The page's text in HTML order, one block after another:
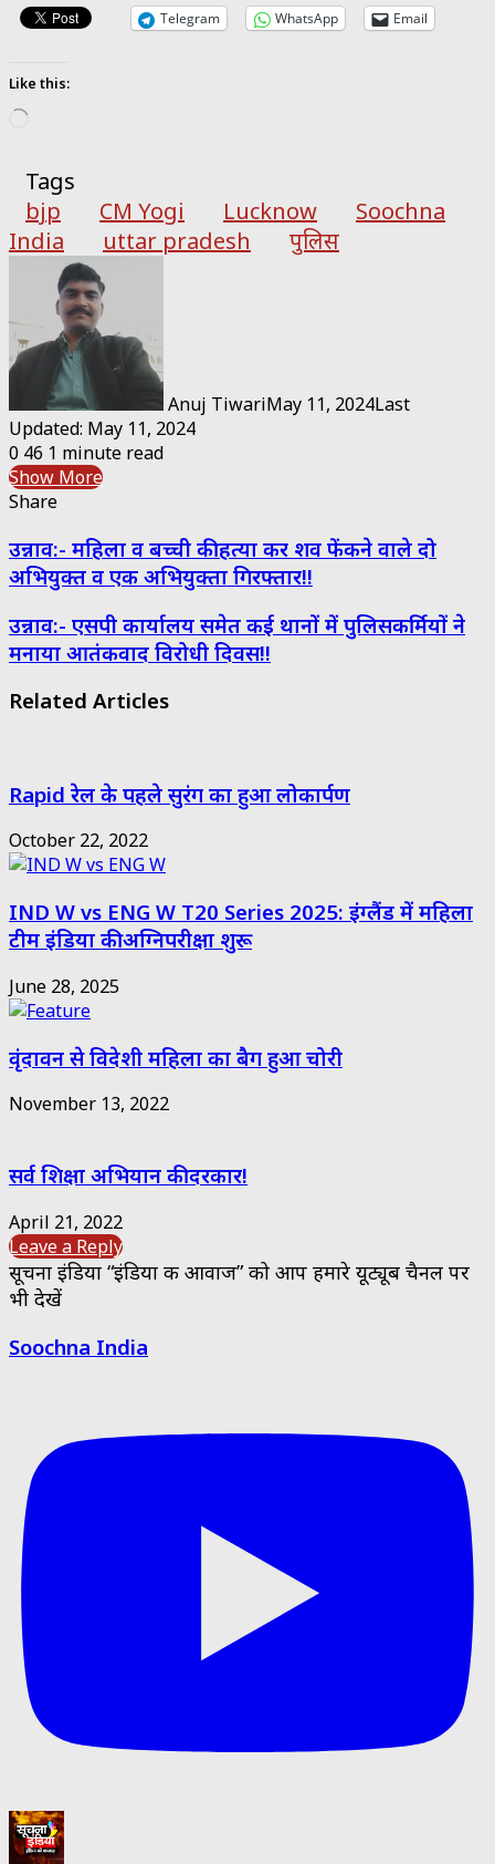
Telegram
WhatsApp Email
Like this:
Tags
bjp
CM Yogi Lucknow
Soochna
India
uttar pradesh पुलिस
Anuj TiwariMay 11, 2024Last
Updated: May 11, 2024
0 46 1 minute read
Show More
Share
via
Email
उन्नाव:- महिला व बच्ची की हत्या कर शव फेंकने वाले दो
अभियुक्त व एक अभियुक्ता गिरफ्तार!!
उन्नाव:- एसपी कार्यालय समेत कई थानों में पुलिसकर्मियों ने
मनाया आतंकवाद विरोधी दिवस!!
Related Articles
Rapid रेल के पहले सुरंग का हुआ लोकार्पण
October 22, 2022
IND W vs ENG W T20 Series 2025: इंग्लैंड में महिला
टीम इंडिया की अग्निपरीक्षा शुरू
June 28, 2025
वृंदावन से विदेशी महिला का बैग हुआ चोरी
November 13, 2022
सर्व शिक्षा अभियान की दरकार!
April 21, 2022
Leave a Reply
सूचना इंडिया “इंडिया की आवाज” को आप हमारे यूट्यूब चैनल पर
भी देखें
Soochna India